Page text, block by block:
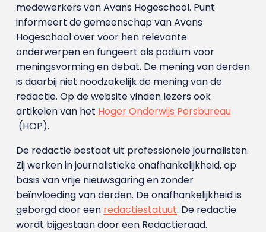
medewerkers van Avans Hoge­school. Punt
informeert de gemeenschap van Avans
Hogeschool over voor hen relevante
onderwerpen en fungeert als podium voor
meningsvorming en debat. De mening van derden
is daarbij niet noodzakelijk de mening van de
redactie. Op de website vinden lezers ook
artikelen van het Hoger Onderwijs Persbureau
(HOP).
De redactie bestaat uit professionele journalisten.
Zij werken in journalistieke onafhankelijkheid, op
basis van vrije nieuwsgaring en zonder
beïnvloeding van derden. De onafhankelijkheid is
geborgd door een redactiestatuut. De redactie
wordt bijgestaan door een Redactieraad.